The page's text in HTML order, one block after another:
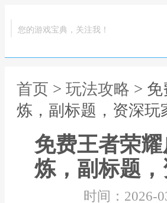
您的游戏宝典，关注我！
首页 > 玩法攻略 >
炼，副标题，资深
免费王者荣
炼，副标题
时间：2026-